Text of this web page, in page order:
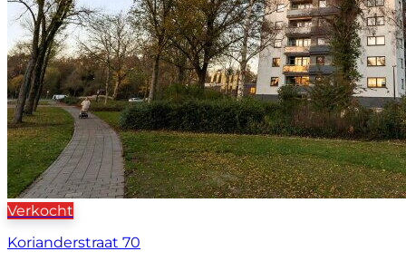
Verkocht
Korianderstraat 70